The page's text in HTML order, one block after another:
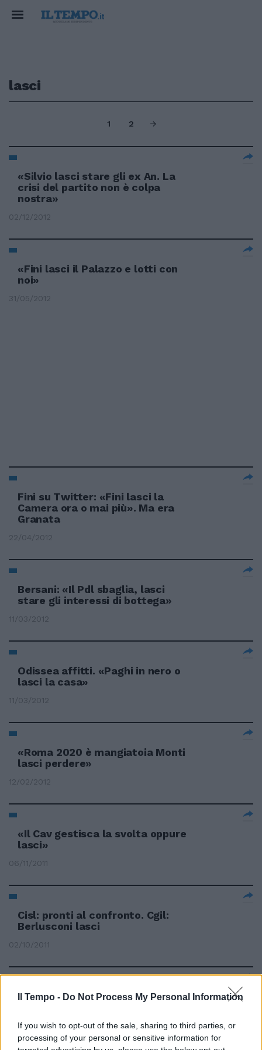
Il Tempo - Do Not Process My Personal Information
If you wish to opt-out of the sale, sharing to third parties, or
processing of your personal or sensitive information for
lasci
1 2
«Silvio lasci stare gli ex An. La
crisi del partito non è colpa
nostra»
02/12/2012
«Fini lasci il Palazzo e lotti con
noi»
31/05/2012
Fini su Twitter: «Fini lasci la
Camera ora o mai più». Ma era
Granata
22/04/2012
Bersani: «Il Pdl sbaglia, lasci
stare gli interessi di bottega»
11/03/2012
Odissea affitti. «Paghi in nero o
lasci la casa»
11/03/2012
«Roma 2020 è mangiatoia Monti
lasci perdere»
12/02/2012
«Il Cav gestisca la svolta oppure
lasci»
06/11/2011
Cisl: pronti al confronto. Cgil:
Berlusconi lasci
02/10/2011
Buttiglione «tenta» Silvio:
11/09/2011